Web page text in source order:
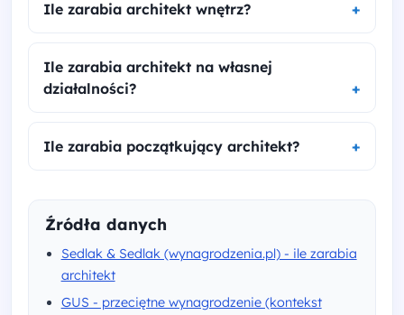
Ile zarabia architekt wnętrz?
Ile zarabia architekt na własnej
działalności?
Ile zarabia początkujący architekt?
Źródła danych
Sedlak & Sedlak (wynagrodzenia.pl) - ile zarabia
architekt
GUS - przeciętne wynagrodzenie (kontekst